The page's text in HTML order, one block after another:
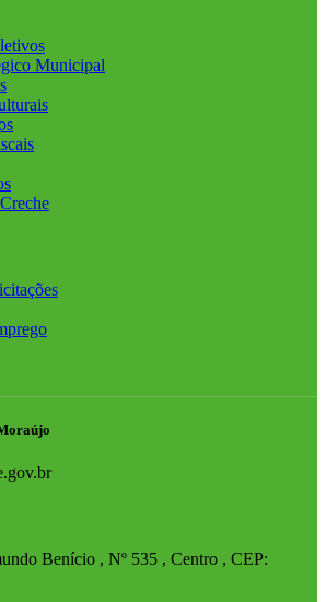
Municipal
Benício , Nº 535 , Centro , CEP: